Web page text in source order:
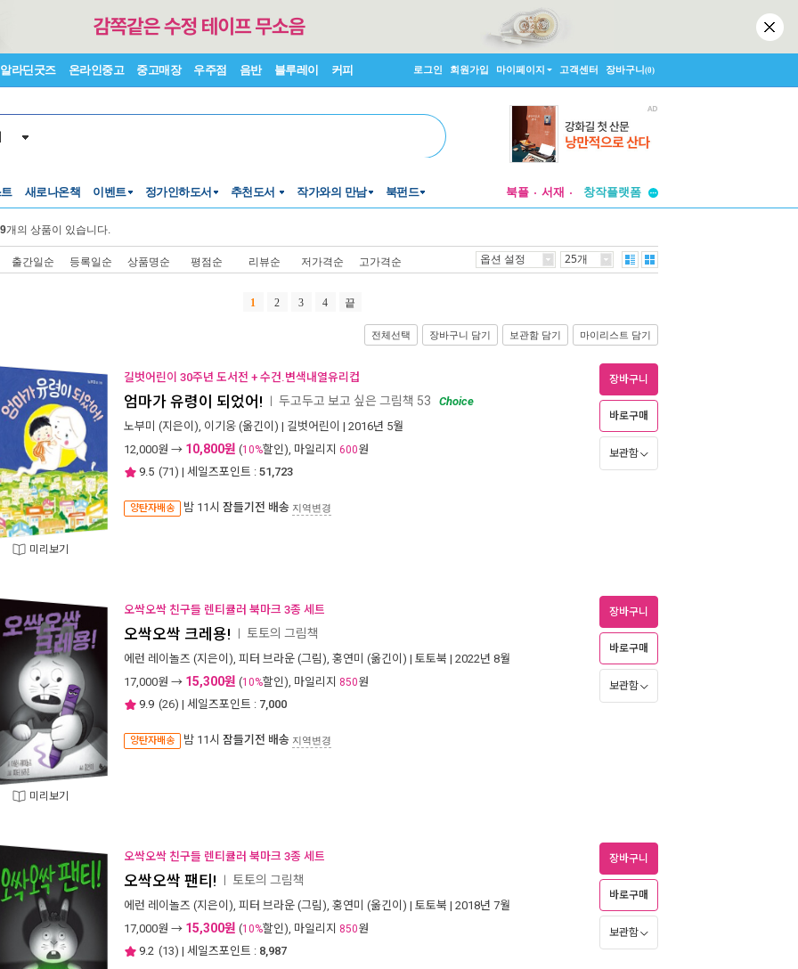
알라딘굿즈 온라인중고 중고매장 우주점 음반 블루레이 커피 로그인 회원가입 마이페이지 고객센터 장바구니(0)
새로나온책 이벤트 정가인하도서 추천도서 작가와의 만남 북펀드 북플 서재
창작플랫폼
개의 상품이 있습니다.
출간일순 등록일순 상품명순 평점순 리뷰순 저가격순 고가격순 옵션 설정 25개
1 2 3 4 끝
전체선택 장바구니 담기 보관함 담기 마이리스트 담기
미리보기
길벗어린이 30주년 도서전 + 수건.변색내열유리컵
엄마가 유령이 되었어! 두고두고 보고 싶은 그림책 53
Choice
노부미 (지은이), 이기웅 (옮긴이) | 길벗어린이 | 2016년 5월
12,000원 → 10,800원 (10%할인), 마일리지 600원
9.5 (71) | 세일즈포인트 : 51,723
양탄자배송 밤 11시 잠들기전 배송 지역변경
장바구니
바로구매
보관함
미리보기
오싹오싹 친구들 렌티큘러 북마크 3종 세트
오싹오싹 크레용! 토토의 그림책
에런 레이놀즈 (지은이), 피터 브라운 (그림), 홍연미 (옮긴이) | 토토북 | 2022년 8월
17,000원 → 15,300원 (10%할인), 마일리지 850원
9.9 (26) | 세일즈포인트 : 7,000
양탄자배송 밤 11시 잠들기전 배송 지역변경
장바구니
바로구매
보관함
오싹오싹 친구들 렌티큘러 북마크 3종 세트
오싹오싹 팬티! 토토의 그림책
에런 레이놀즈 (지은이), 피터 브라운 (그림), 홍연미 (옮긴이) | 토토북 | 2018년 7월
17,000원 → 15,300원 (10%할인), 마일리지 850원
9.2 (13) | 세일즈포인트 : 8,987
장바구니
바로구매
보관함